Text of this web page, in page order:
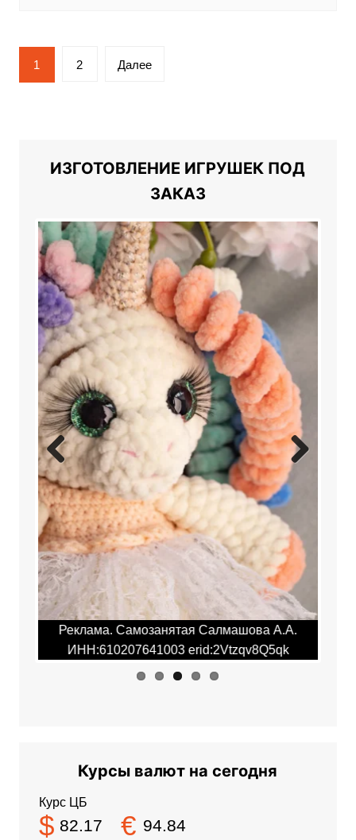
Пагинация
записей
1 2 Далее
ИЗГОТОВЛЕНИЕ ИГРУШЕК ПОД
ЗАКАЗ
Реклама. Самозанятая Салмашова А.А.
ИНН:610207641003 erid:2Vtzqv8Q5qk
Previ
ous
Next
Курсы валют на сегодня
Курс ЦБ
$ 82.17 € 94.84